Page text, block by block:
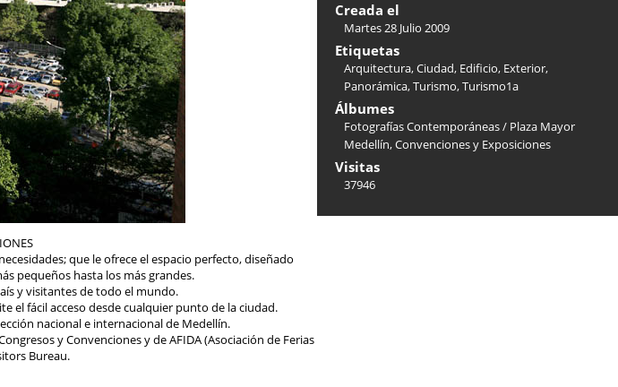
que le ofrece el espacio perfecto, diseñado
pequeños hasta los más grandes.
y visitantes de todo el mundo.
el fácil acceso desde cualquier punto de la ciudad.
nacional e internacional de Medellín.
y Convenciones y de AFIDA (Asociación de Ferias
Bureau.
Creada el
Martes 28 Julio 2009
Etiquetas
Arquitectura,Ciudad, Edificio, Exterior,
Panorámica,Turismo,Turismo1a
Álbumes
Fotografías Contemporáneas/ Plaza Mayor
Medellín, Convenciones y Exposiciones
Visitas
37946